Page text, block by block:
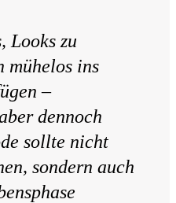
Looks zu
mühelos ins
–
dennoch
sollte nicht
sondern auch